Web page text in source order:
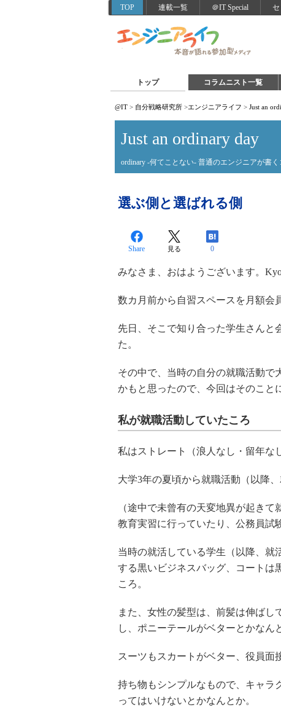
TOP 連載一覧 ＠IT Special
トップ コラムニスト一覧
@IT > 自分戦略研究所 >エンジニアライフ > Just an
Just an ordinary day
ordinary -何てことない- 普通のエンジニアが書く
選ぶ側と選ばれる側
Share 見る 0
みなさま、おはようございます。
数カ月前から自習スペースを月額会
先日、そこで知り合った学生さんと
た。
その中で、当時の自分の就職活動で
かもと思ったので、今回はそのこと
私が就職活動していたころ
私はストレート（浪人なし・留年な
大学3年の夏頃から就職活動（以降
（途中で未曾有の天変地異が起き
教育実習に行っていたり、公務員試
当時の就活している学生（以降、就
する黒いビジネスバッグ、コートは
ころ。
また、女性の髪型は、前髪は伸ば
し、ポニーテールがベターとかなん
スーツもスカートがベター、役員面
持ち物もシンプルなもので、キャラ
ってはいけないとかなんとか。